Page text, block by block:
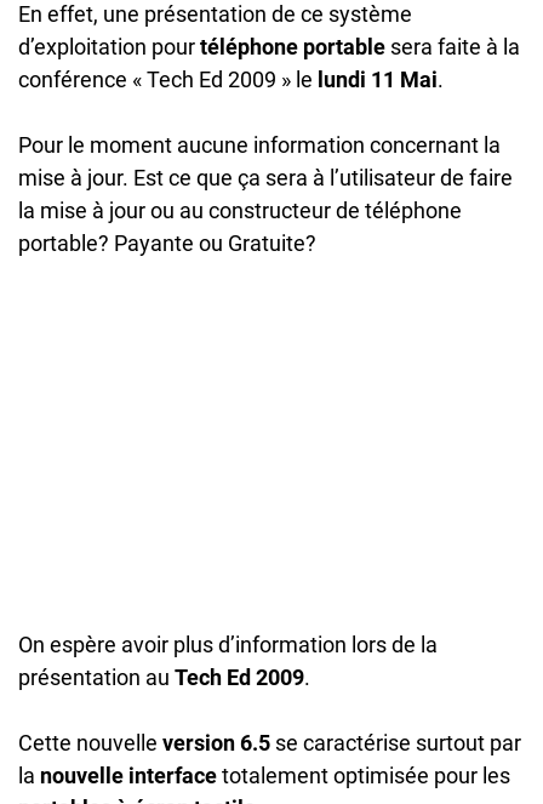
En effet, une présentation de ce système
d’exploitation pourtéléphone portable sera faite à la
conférence « Tech Ed 2009 » le lundi 11 Mai.
Pour le moment aucune information concernant la
mise à jour. Est ce que ça sera à l’utilisateur de faire
la mise à jour ou au constructeur de téléphone
portable? Payante ou Gratuite?
On espère avoir plus d’information lors de la
présentation au Tech Ed 2009.
Cette nouvelle version 6.5 se caractérise surtout par
la nouvelle interfacetotalement optimisée pour les